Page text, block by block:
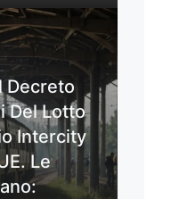
Decreto
Del Lotto
Intercity
Le